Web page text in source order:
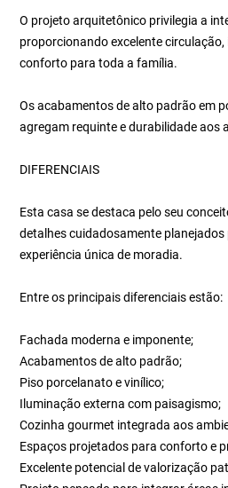
O projeto arquitetônico privilegia a
proporcionando excelente
conforto para toda a família.
Os acabamentos de alto padrão em
agregam requinte e durabilidade aos
DIFERENCIAIS
Esta casa se destaca pelo seu
detalhes cuidadosamente planejados
experiência única de moradia.
Entre os principais diferenciais estão:
Fachada moderna e imponente;
Acabamentos de alto padrão;
Piso porcelanato e vinílico;
Iluminação externa com paisagismo;
Cozinha gourmet integrada aos
Espaços projetados para conforto e
Excelente potencial de valorização